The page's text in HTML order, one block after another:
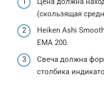
(скользящая
Heiken Ashi
EMA 200.
Свеча должна
столбика